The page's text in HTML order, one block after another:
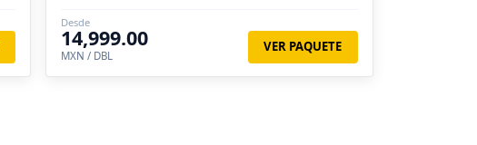
Desde
14,999.00
MXN / DBL
VER PAQUETE